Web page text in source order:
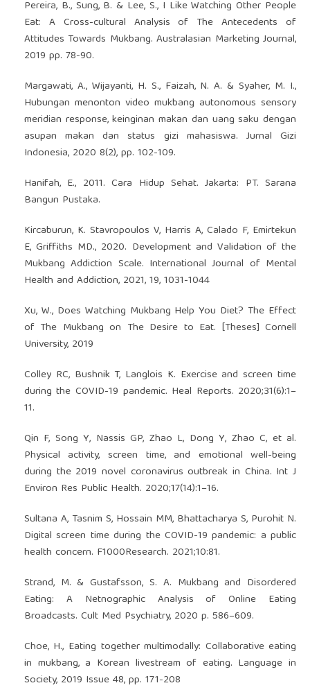
Pereira, B., Sung, B. & Lee, S., I Like Watching Other People
Eat: A Cross-cultural Analysis of The Antecedents of
Attitudes Towards Mukbang. Australasian Marketing Journal,
2019 pp. 78-90.
Margawati, A., Wijayanti, H. S., Faizah, N. A. & Syaher, M. I.,
Hubungan menonton video mukbang autonomous sensory
meridian response, keinginan makan dan uang saku dengan
asupan makan dan status gizi mahasiswa. Jurnal Gizi
Indonesia, 2020 8(2), pp. 102-109.
Hanifah, E., 2011. Cara Hidup Sehat. Jakarta: PT. Sarana
Bangun Pustaka.
Kircaburun, K. Stavropoulos V, Harris A, Calado F, Emirtekun
E, Griffiths MD., 2020. Development and Validation of the
Mukbang Addiction Scale. International Journal of Mental
Health and Addiction, 2021, 19, 1031-1044
Xu, W., Does Watching Mukbang Help You Diet? The Effect
of The Mukbang on The Desire to Eat. [Theses] Cornell
University, 2019
Colley RC, Bushnik T, Langlois K. Exercise and screen time
during the COVID-19 pandemic. Heal Reports. 2020;31(6):1–
11.
Qin F, Song Y, Nassis GP, Zhao L, Dong Y, Zhao C, et al.
Physical activity, screen time, and emotional well-being
during the 2019 novel coronavirus outbreak in China. Int J
Environ Res Public Health. 2020;17(14):1–16.
Sultana A, Tasnim S, Hossain MM, Bhattacharya S, Purohit N.
Digital screen time during the COVID-19 pandemic: a public
health concern. F1000Research. 2021;10:81.
Strand, M. & Gustafsson, S. A. Mukbang and Disordered
Eating: A Netnographic Analysis of Online Eating
Broadcasts. Cult Med Psychiatry, 2020 p. 586–609.
Choe, H., Eating together multimodally: Collaborative eating
in mukbang, a Korean livestream of eating. Language in
Society, 2019 Issue 48, pp. 171-208